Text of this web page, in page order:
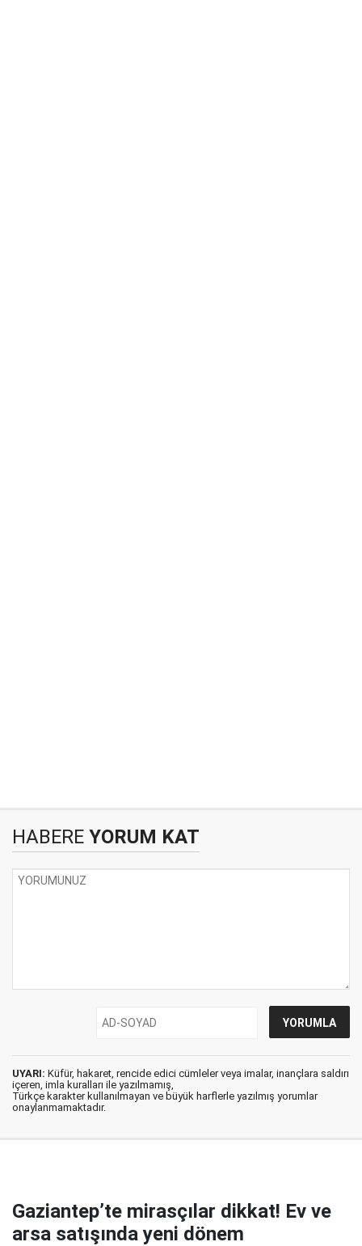
HABERE YORUM KAT
UYARI: Küfür, hakaret, rencide edici cümleler veya imalar, inançlara saldırı
içeren, imla kuralları ile yazılmamış,
Türkçe karakter kullanılmayan ve büyük harflerle yazılmış yorumlar
onaylanmamaktadır.
Gaziantep’te mirasçılar dikkat! Ev ve
arsa satışında yeni dönem